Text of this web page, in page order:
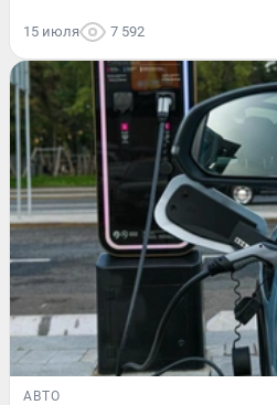
15 июля 7 592
АВТО